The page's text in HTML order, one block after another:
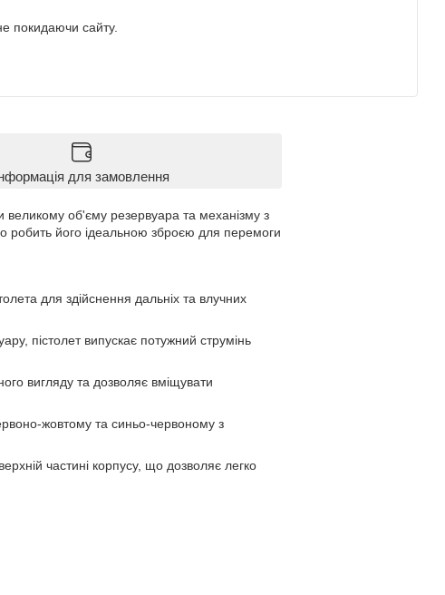
покидаючи сайту.
для замовлення
великому об'єму резервуара та механізму з
робить його ідеальною зброєю для перемоги
для здійснення дальніх та влучних
пістолет випускає потужний струмінь
вигляду та дозволяє вміщувати
жовтому та синьо-червоному з
частині корпусу, що дозволяє легко